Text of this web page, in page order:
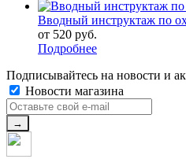
Вводный инструктаж по
от 520 руб.
Подробнее
Подписывайтесь на новости и
Новости магазина